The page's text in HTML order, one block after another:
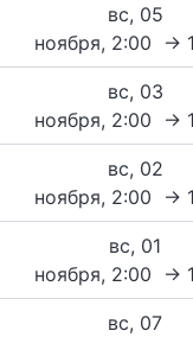
вс, 05
ноября, 2:00 →
вс, 03
ноября, 2:00 →
вс, 02
ноября, 2:00 →
вс, 01
ноября, 2:00 →
вс, 07